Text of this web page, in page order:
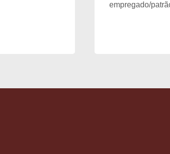
empregado/